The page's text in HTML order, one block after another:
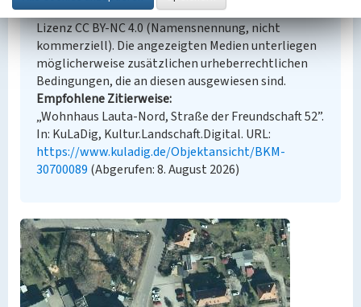
Der hier präsentierte Inhalt steht unter der freien
Lizenz CC BY-NC 4.0 (Namensnennung, nicht
kommerziell). Die angezeigten Medien unterliegen
möglicherweise zusätzlichen urheberrechtlichen
Bedingungen, die an diesen ausgewiesen sind.
Empfohlene Zitierweise
„Wohnhaus Lauta-Nord, Straße der Freundschaft 52”.
In: KuLaDig, Kultur.Landschaft.Digital. URL:
https://www.kuladig.de/Objektansicht/BKM-
30700089 (Abgerufen: 8. August 2026)